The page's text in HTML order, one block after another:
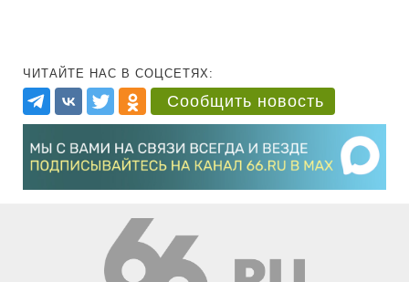
ЧИТАЙТЕ НАС В СОЦСЕТЯХ:
Сообщить новость